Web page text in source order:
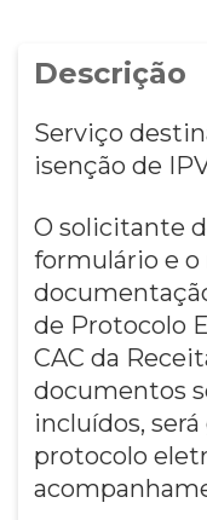
Descrição
Serviço
isenção de
O solicitante
formulário e
de Protocolo
CAC da
documentos
incluídos,
protocolo